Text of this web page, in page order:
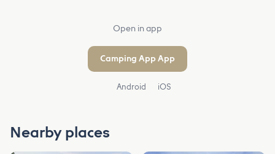
Open in app
Camping App App
Android iOS
Nearby places